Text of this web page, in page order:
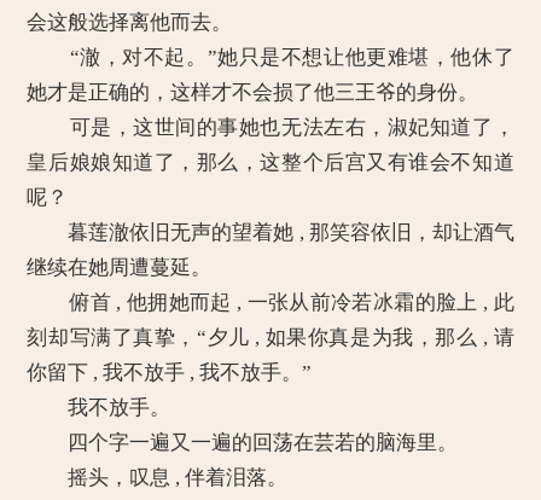
会这般选择离他而去。
“澈，对不起。”她只是不想让他更难堪，他休了
她才是正确的，这样才不会损了他三王爷的身份。
可是，这世间的事她也无法左右，淑妃知道了，
皇后娘娘知道了，那么，这整个后宫又有谁会不知道
呢？
暮莲澈依旧无声的望着她 , 那笑容依旧，却让酒气
继续在她周遭蔓延。
俯首 , 他拥她而起 , 一张从前冷若冰霜的脸上 , 此
刻却写满了真挚，“夕儿 , 如果你真是为我，那么 , 请
你留下 , 我不放手 , 我不放手。”
我不放手。
四个字一遍又一遍的回荡在芸若的脑海里。
摇头，叹息 , 伴着泪落。